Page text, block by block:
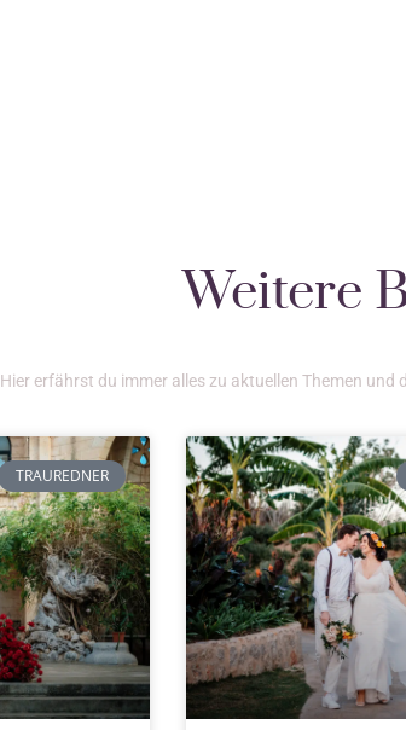
Weitere
Hier erfährst du immer alles zu aktuellen Themen
TRAUREDNER